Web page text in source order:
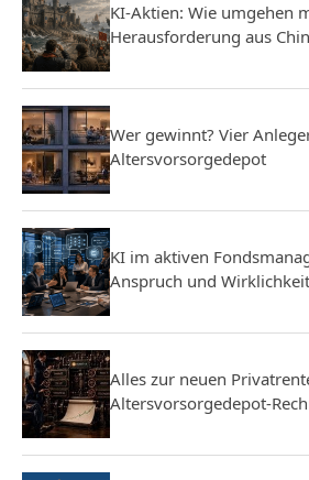
KI-Aktien: Wie umgehen
Herausforderung aus
Wer gewinnt? Vier
Altersvorsorgedepot
KI im aktiven
Anspruch und Wirklichkeit
Alles zur neuen
Altersvorsorgedepot-